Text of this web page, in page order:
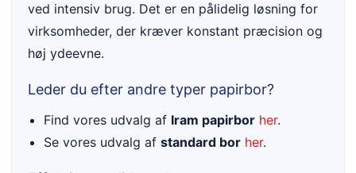
ved intensiv brug. Det er en pålidelig løsning for
virksomheder, der kræver konstant præcision og
høj ydeevne.
Leder du efter andre typer papirbor?
Find vores udvalg af Iram papirbor her.
Se vores udvalg af standard bor her.